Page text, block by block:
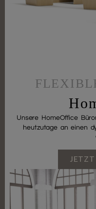
Unsere HomeOffice
heutzutage an einen